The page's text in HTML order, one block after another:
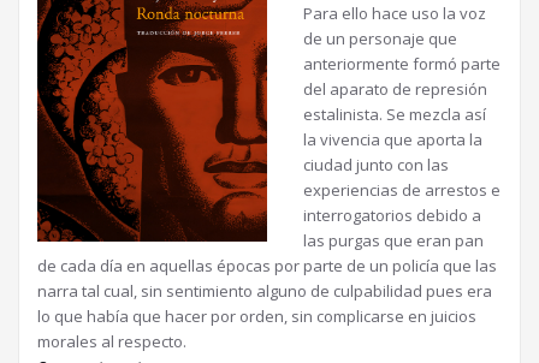
Para ello hace uso la voz
de un personaje que
anteriormente formó parte
del aparato de represión
estalinista. Se mezcla así
la vivencia que aporta la
ciudad junto con las
experiencias de arrestos e
interrogatorios debido a
las purgas que eran pan
de cada día en aquellas épocas por parte de un policía que las
narra tal cual, sin sentimiento alguno de culpabilidad pues era
lo que había que hacer por orden, sin complicarse en juicios
morales al respecto.